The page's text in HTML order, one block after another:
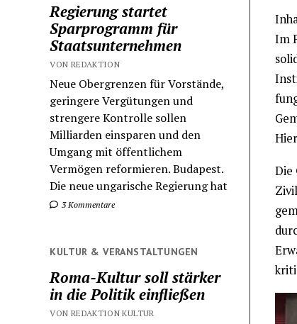
Regierung startet
Sparprogramm für
Staatsunternehmen
VON REDAKTION
Neue Obergrenzen für Vorstände,
geringere Vergütungen und
strengere Kontrolle sollen
Milliarden einsparen und den
Umgang mit öffentlichem
Vermögen reformieren. Budapest.
Die neue ungarische Regierung hat
3 Kommentare
KULTUR & VERANSTALTUNGEN
Roma-Kultur soll stärker
in die Politik einfließen
VON REDAKTION KULTUR
Im
Die